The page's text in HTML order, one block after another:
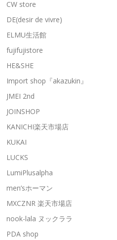
CW store
DE(desir de vivre)
ELMU生活館
fujifujistore
HE&SHE
Import shop『akazukin』
JMEI 2nd
JOINSHOP
KANICHI楽天市場店
KUKAI
LUCKS
LumiPlusalpha
men’sホーマン
MXCZNR 楽天市場店
nook-lala ヌックララ
PDA shop